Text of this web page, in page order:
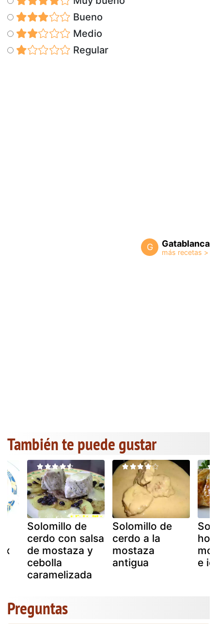
Bueno
Medio
Regular
G Gatablanca
También te puede gustar
Solomillo de
cerdo con salsa
de mostaza y
cebolla
caramelizada
Solomillo de
cerdo a la
mostaza
antigua
e
Preguntas